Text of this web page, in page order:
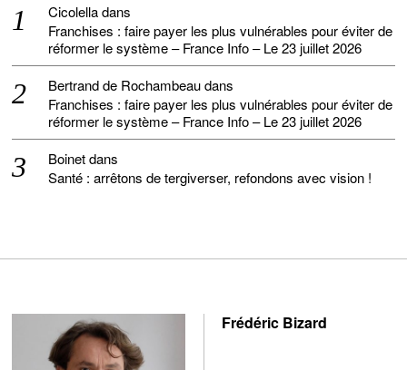
Cicolelladans
Franchises : faire payer les plus vulnérables pour éviter de
réformer le système – France Info – Le 23 juillet 2026
Bertrand de Rochambeaudans
Franchises : faire payer les plus vulnérables pour éviter de
réformer le système – France Info – Le 23 juillet 2026
Boinetdans
Santé : arrêtons de tergiverser, refondons avec vision !
Frédéric Bizard